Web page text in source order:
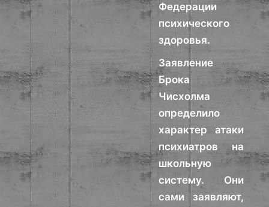
Федерации
психического
здоровья.
Заявление
Брока
Чисхолма
определило
характер атаки
психиатров на
школьную
систему. Они
сами заявляют,